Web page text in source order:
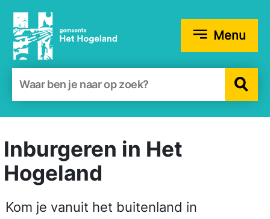
Zoekformulier
Menu
Inburgeren in Het
Hogeland
Kom je vanuit het buitenland in